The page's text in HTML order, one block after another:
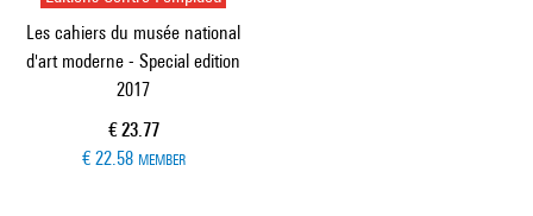
Les cahiers du musée national
d'art moderne - Special edition
2017
Current price
€ 23.77
€ 22.58 MEMBER